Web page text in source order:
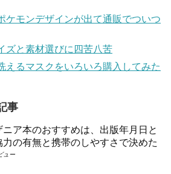
ケモンデザインが出て通販でついつ
ズと素材選びに四苦八苦
えるマスクをいろいろ購入してみた
事
ニア本のおすすめは、出版年月日と
力の有無と携帯のしやすさで決めた
ュー